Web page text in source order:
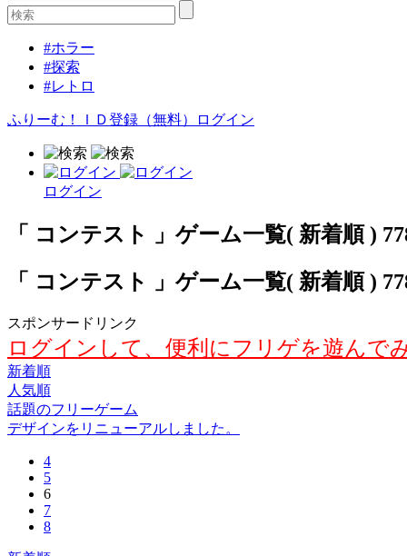
#ホラー
#探索
#レトロ
ふりーむ！ＩＤ登録（無料） ログイン
ログイン
「 コンテスト 」ゲーム一覧( 新着順 )
「 コンテスト 」ゲーム一覧( 新着順 )
スポンサードリンク
ログインして、便利にフリゲを遊んで
新着順
人気順
話題のフリーゲーム
デザインをリニューアルしました。
4
5
6
7
8